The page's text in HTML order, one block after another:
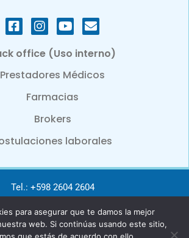
office (Uso interno)
Prestadores Médicos
Farmacias
Brokers
laborales
Tel.: +598 2604 2604
mail: info@bcbsu.com.uy
para asegurar que te damos la mejor
web. Si continúas usando este sitio,